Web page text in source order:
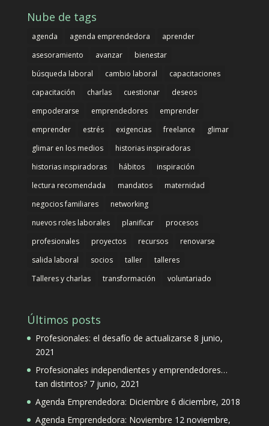
Nube de tags
agenda agenda emprendedora
aprender
asesoramiento
avanzar
bienestar
búsqueda laboral
cambio laboral
capacitaciones
capacitación
charlas cuestionar
deseos
empoderarse
emprendedores
emprender
emprender
estrés exigencias freelance
glimar
glimar en los medios
historias inspiradoras
historias inspiradoras
hábitos
inspiración
lectura recomendada
mandatos
maternidad
negocios familiares
networking
nuevos roles laborales
planificar
procesos
profesionales
proyectos recursos
renovarse
salida laboral
socios taller
talleres
Talleres y charlas
transformación voluntariado
Últimos posts
Profesionales: el desafío de actualizarse 8 junio,
2021
Profesionales independientes y emprendedores…
tan distintos? 7 junio, 2021
Agenda Emprendedora: Diciembre 6 diciembre, 2018
Agenda Emprendedora: Noviembre 12 noviembre,